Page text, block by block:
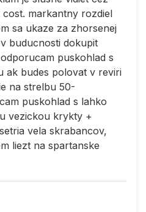
markantny rozdiel
sa ukaze za zhorsenej
buducnosti dokupit
puskohlad s
ak budes polovat v reviri
na strelbu 50-
puskohlad s lahko
vezickou krykty +
vela skrabancov,
liezt na spartanske